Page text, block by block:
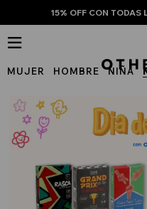
15% OFF CON TODAS
MUJER HOMBRE NIÑA
